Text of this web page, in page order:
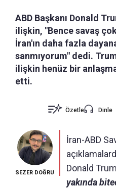
ABD Başkanı Donald
ilişkin, "Bence savaş
İran'ın daha fazla
sanmıyorum" dedi.
ilişkin henüz bir
etti.
Özetle Dinle
SEZER DOĞRU
İran-ABD
Donald
yakında